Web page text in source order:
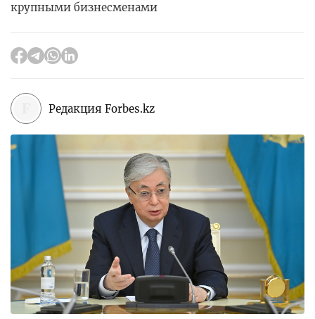
крупными бизнесменами
Редакция Forbes.kz